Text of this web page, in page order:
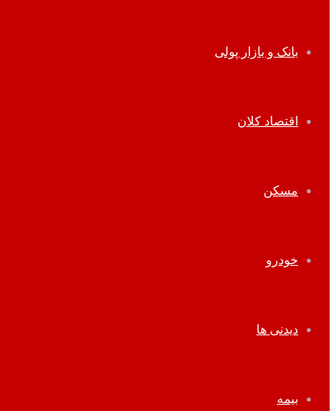
بانک و بازار پولی
اقتصاد کلان
مسکن
خودرو
دیدنی ها
بیمه